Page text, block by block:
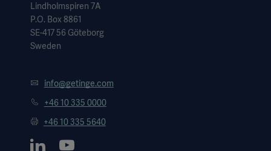
Lindholmspiren 7A
P.O. Box 8861
SE-417 56 Göteborg
Sweden
info@getinge.com
+46 10 335 0000
+46 10 335 5640